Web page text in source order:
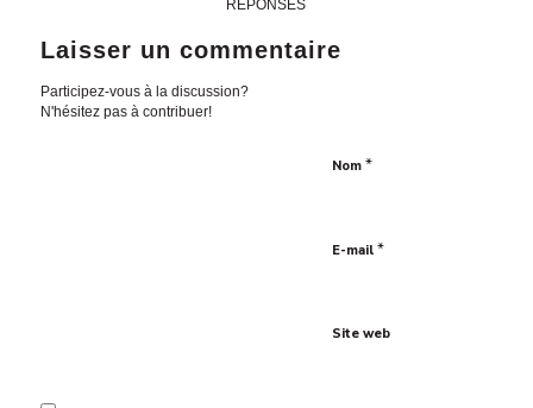
RÉPONSES
Laisser un commentaire
Participez-vous à la discussion?
N'hésitez pas à contribuer!
Nom *
E-mail *
Site web